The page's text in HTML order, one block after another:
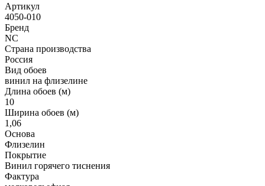
Артикул
4050-010
Бренд
NC
Страна производства
Россия
Вид обоев
винил на флизелине
Длина обоев (м)
10
Ширина обоев (м)
1,06
Основа
Флизелин
Покрытие
Винил горячего тиснения
Фактура